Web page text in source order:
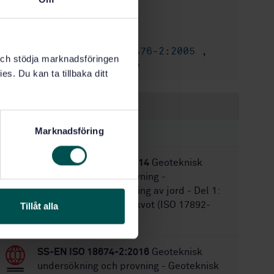
stödja marknadsföringen
Du kan ta tillbaka ditt
Marknadsföring
Tillåt alla
Fastställd:2011-12-08
SS-EN ISO 22476-2:2005
,
SS-EN ISO 22476-2:2005
STANDARDER
SS-EN ISO 17892-1:2014 Geoteknisk
undersökning och provning -
Laboratorieundersökning av jord - Del 1:
Bestämning av vattenkvot (ISO 17892-
SS-EN ISO 18674-2:2016 Geoteknisk
undersökning och provning - Geoteknisk